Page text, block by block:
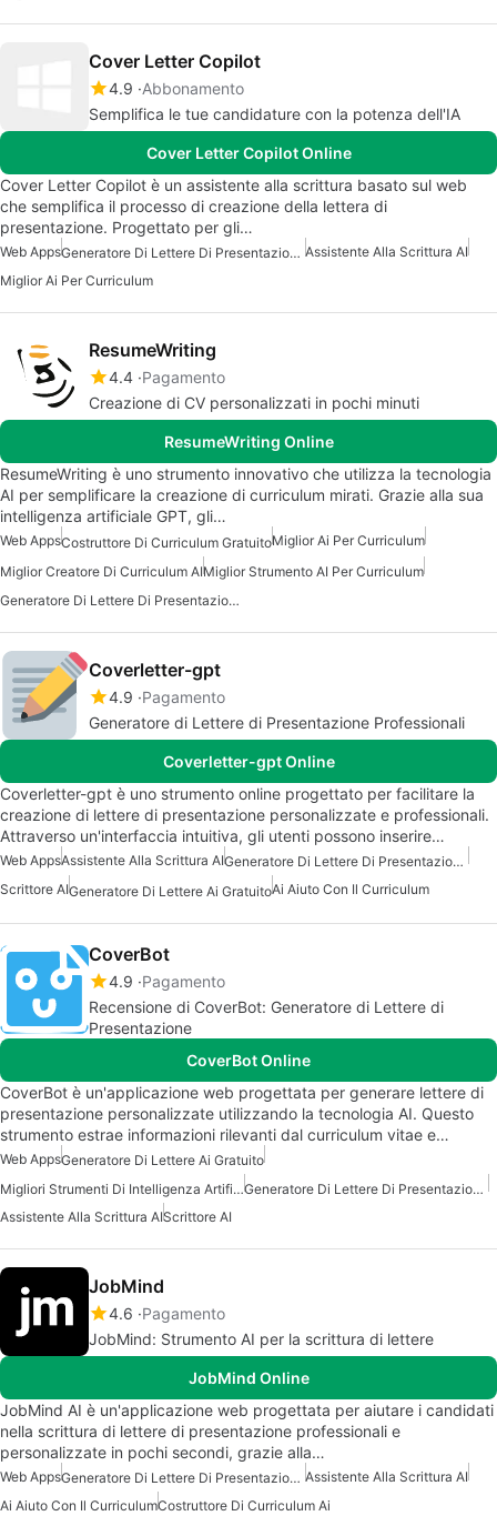
Cover Letter Copilot
4.9 Abbonamento
Semplifica le tue candidature con la potenza dell'IA
Cover Letter Copilot Online
Cover Letter Copilot è un assistente alla scrittura basato sul web
che semplifica il processo di creazione della lettera di
presentazione. Progettato per gli…
Web Apps Generatore Di Lettere Di Presentazione AI Gratuito Assistente Alla Scrittura AI
Miglior Ai Per Curriculum
ResumeWriting
4.4 Pagamento
Creazione di CV personalizzati in pochi minuti
ResumeWriting Online
ResumeWriting è uno strumento innovativo che utilizza la tecnologia
AI per semplificare la creazione di curriculum mirati. Grazie alla sua
intelligenza artificiale GPT, gli…
Web AppsCostruttore Di Curriculum GratuitoMiglior Ai Per Curriculum
Miglior Creatore Di Curriculum AIMiglior Strumento AI Per Curriculum
Generatore Di Lettere Di Presentazione AI Gratuito
Coverletter-gpt
4.9 Pagamento
Generatore di Lettere di Presentazione Professionali
Coverletter-gpt Online
Coverletter-gpt è uno strumento online progettato per facilitare la
creazione di lettere di presentazione personalizzate e professionali.
Attraverso un'interfaccia intuitiva, gli utenti possono inserire…
Web AppsAssistente Alla Scrittura AI
Generatore Di Lettere Di Presentazione AI Gratuito
Scrittore AIGeneratore Di Lettere Ai GratuitoAi Aiuto Con Il Curriculum
CoverBot
4.9 Pagamento
Recensione di CoverBot: Generatore di Lettere di
Presentazione
CoverBot Online
CoverBot è un'applicazione web progettata per generare lettere di
presentazione personalizzate utilizzando la tecnologia AI. Questo
strumento estrae informazioni rilevanti dal curriculum vitae e…
Web AppsGeneratore Di Lettere Ai Gratuito
Migliori Strumenti Di Intelligenza Artificiale Per Scrittori
Generatore Di Lettere Di Presentazione AI Gratuito
Assistente Alla Scrittura AIScrittore AI
JobMind
4.6 Pagamento
JobMind: Strumento AI per la scrittura di lettere
JobMind Online
JobMind AI è un'applicazione web progettata per aiutare i candidati
nella scrittura di lettere di presentazione professionali e
personalizzate in pochi secondi, grazie alla…
Web Apps Generatore Di Lettere Di Presentazione AI Gratuito Assistente Alla Scrittura AI
Ai Aiuto Con Il CurriculumCostruttore Di Curriculum Ai